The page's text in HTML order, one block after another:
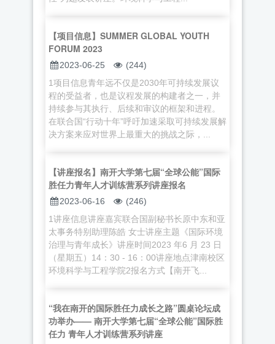
【项目信息】SUMMER GLOBAL YOUTH
FORUM 2023
2023-06-25
(244)
1项目信息青年远不仅是2030年可持续发展议
程的受益者，也是议程发展的构建者之一，并
持续参与其执行、后续和审议的框架和进程。
在联合国“行动十年”呼吁加速采取可持续发展解
决方案来应对世界上最重大的挑战之际，...
【讲座报名】南开大学第七届“全球公能”国际
胜任力青年人才训练营系列讲座报名
2023-06-16
(246)
1讲座信息讲座嘉宾联合国副秘书长原中东和亚
太事务特别助理陈皓 女士讲座主题《国际环境
治理与青年成长》讲座时间2023 年6 月 23 日
（星期五）14：30 - 16：00讲座地点津南校区
环境科学与工程学院2报名方式【南开飞...
“我在南开的国际胜任力成长之路”圆桌论坛成
功举办—— 南开大学第七届“全球公能”国际胜
任力 青年人才训练营系列讲座